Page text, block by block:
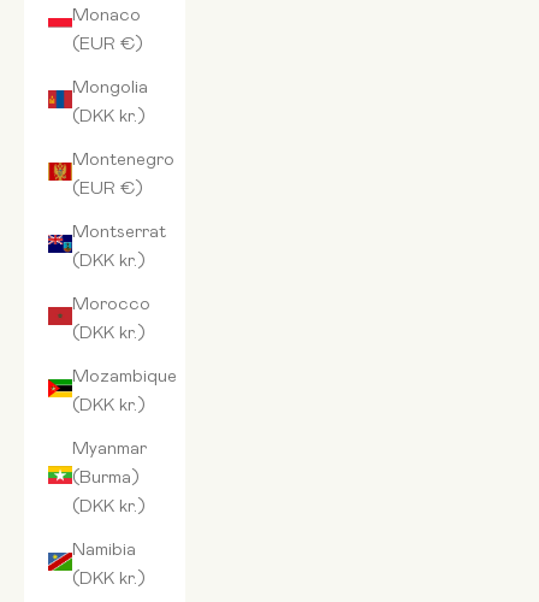
Monaco
(EUR €)
Mongolia
(DKK kr.)
Montenegro
(EUR €)
Montserrat
(DKK kr.)
Morocco
(DKK kr.)
Mozambique
(DKK kr.)
Myanmar
(Burma)
(DKK kr.)
Namibia
(DKK kr.)